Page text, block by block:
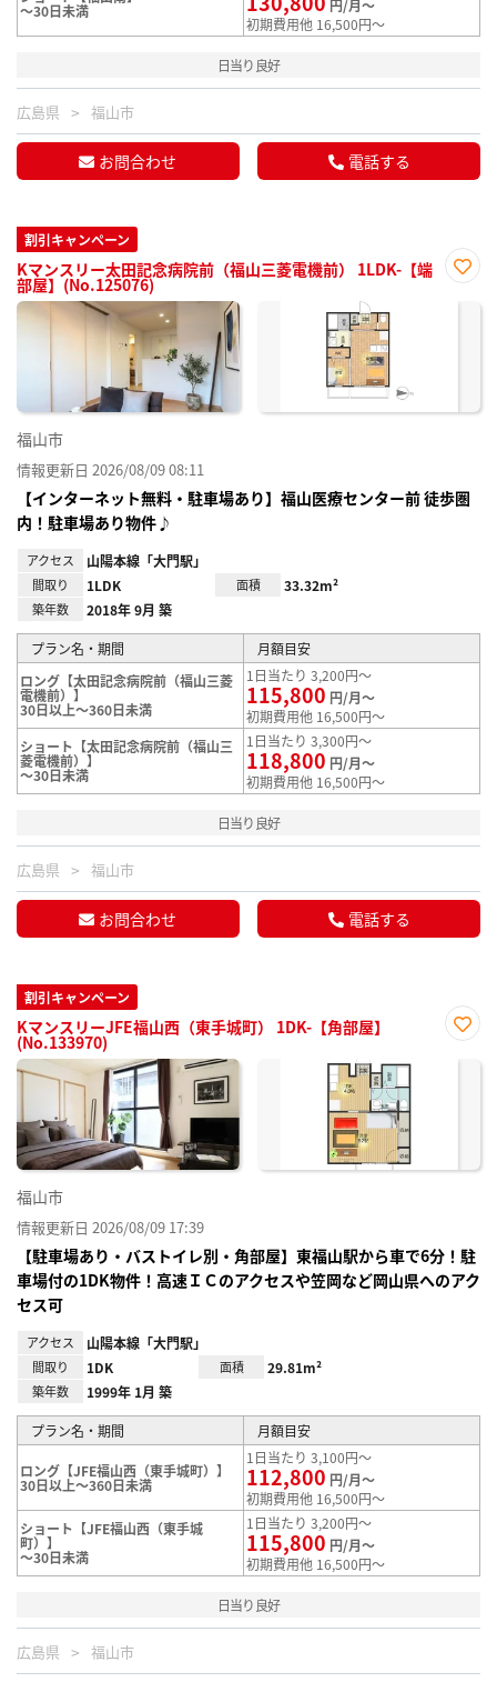
～30日未満
円/月～
初期費用他 16,500円～
日当り良好
広島県 福山市
お問合わせ 電話する
割引キャンペーン
Kマンスリー太田記念病院前（福山三菱電機前） 1LDK-【端
部屋】(No.125076)
に入
福山市
情報更新日 2026/08/09 08:11
【インターネット無料・駐車場あり】福山医療センター前 徒歩圏
内！駐車場あり物件♪
アクセス 山陽本線「大門駅」
間取り 1LDK 面積 33.32m²
築年数 2018年 9月 築
プラン名・期間
月額目安
ロング【太田記念病院前（福山三菱
電機前）】
30日以上～360日未満
1日当たり 3,200円～
115,800 円/月～
初期費用他 16,500円～
ショート【太田記念病院前（福山三
菱電機前）】
～30日未満
1日当たり 3,300円～
118,800 円/月～
初期費用他 16,500円～
日当り良好
広島県 福山市
お問合わせ 電話する
割引キャンペーン
KマンスリーJFE福山西（東手城町） 1DK-【角部屋】
(No.133970)
に入
福山市
情報更新日 2026/08/09 17:39
【駐車場あり・バストイレ別・角部屋】東福山駅から車で6分！駐
車場付の1DK物件！高速ＩＣのアクセスや笠岡など岡山県へのアク
セス可
アクセス 山陽本線「大門駅」
間取り 1DK 面積 29.81m²
築年数 1999年 1月 築
プラン名・期間 月額目安
ロング【JFE福山西（東手城町）】
30日以上～360日未満
1日当たり 3,100円～
112,800 円/月～
初期費用他 16,500円～
ショート【JFE福山西（東手城
町）】
～30日未満
1日当たり 3,200円～
115,800 円/月～
初期費用他 16,500円～
日当り良好
広島県 福山市